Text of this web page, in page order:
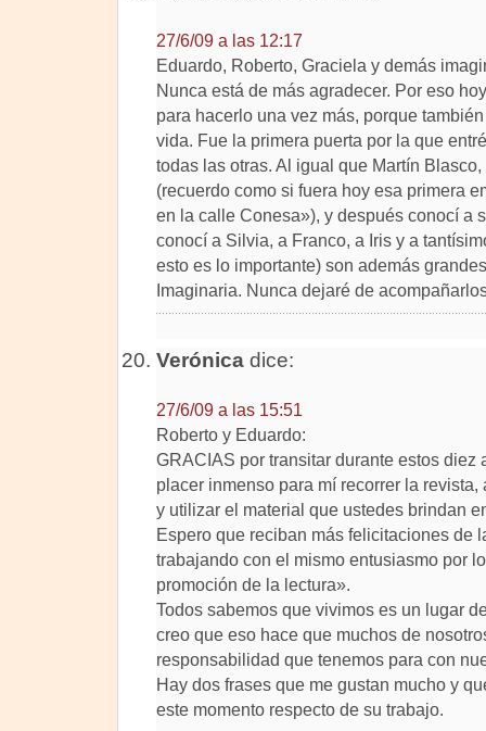
27/6/09 a las 12:17
Eduardo, Roberto, Graciela y demás
Nunca está de más agradecer. Por eso
para hacerlo una vez más, porque
vida. Fue la primera puerta por la que
todas las otras. Al igual que Martín
(recuerdo como si fuera hoy esa primera
en la calle Conesa»), y después conocí a
conocí a Silvia, a Franco, a Iris y a
esto es lo importante) son además
Imaginaria. Nunca dejaré de
Verónicadice:
27/6/09 a las 15:51
Roberto y Eduardo:
GRACIAS por transitar durante estos diez
placer inmenso para mí recorrer la
y utilizar el material que ustedes brindan
Espero que reciban más felicitaciones de
trabajando con el mismo entusiasmo por
promoción de la lectura».
Todos sabemos que vivimos es un lugar
creo que eso hace que muchos de
responsabilidad que tenemos para con
Hay dos frases que me gustan mucho y
este momento respecto de su trabajo.